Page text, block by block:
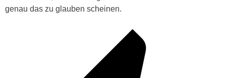
genau das zu glauben scheinen.